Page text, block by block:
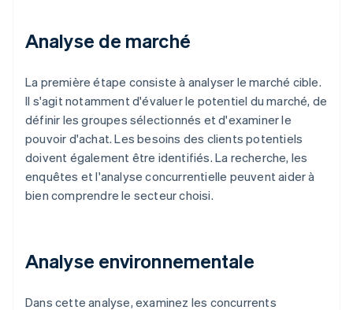
Analyse de marché
La première étape consiste à analyser le marché cible.
Il s'agit notamment d'évaluer le potentiel du marché, de
définir les groupes sélectionnés et d'examiner le
pouvoir d'achat. Les besoins des clients potentiels
doivent également être identifiés. La recherche, les
enquêtes et l'analyse concurrentielle peuvent aider à
bien comprendre le secteur choisi.
Analyse environnementale
Dans cette analyse, examinez les concurrents